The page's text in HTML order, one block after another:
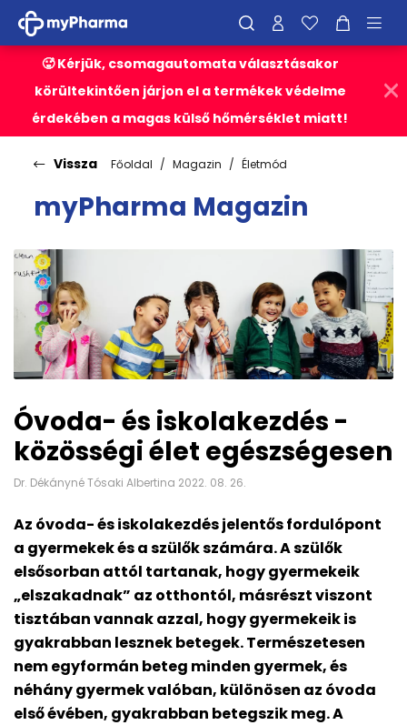
🥵 Kérjük, csomagautomata választásakor
körültekintően járjon el a termékek védelme
érdekében a magas külső hőmérséklet miatt!
Vissza Főoldal Magazin Életmód
myPharma Magazin
Óvoda- és iskolakezdés -
közösségi élet egészségesen
Dr. Dékányné Tósaki Albertina 2022. 08. 26.
Az óvoda- és iskolakezdés jelentős fordulópont
a gyermekek és a szülők számára. A szülők
elsősorban attól tartanak, hogy gyermekeik
„elszakadnak” az otthontól, másrészt viszont
tisztában vannak azzal, hogy gyermekeik is
gyakrabban lesznek betegek. Természetesen
nem egyformán beteg minden gyermek, és
néhány gyermek valóban, különösen az óvoda
első évében, gyakrabban betegszik meg. A